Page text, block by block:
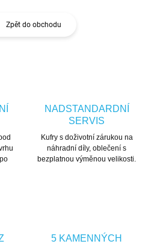
Zpět do obchodu
NADSTANDARDNÍ
SERVIS
Kufry s doživotní zárukou na
náhradní díly, oblečení s
bezplatnou výměnou velikosti.
5 KAMENNÝCH